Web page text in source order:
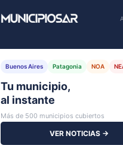
Buenos Aires Patagonia NOA
Tu municipio,
al instante
Más de 500 municipios cubiertos
VER NOTICIAS →